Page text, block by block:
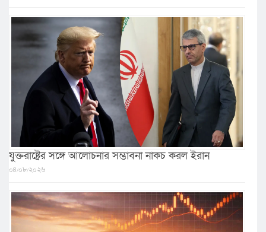
যুক্তরাষ্ট্রের সঙ্গে আলোচনার সম্ভাবনা নাকচ করল ইরান
০৪/০৮/২০২৬